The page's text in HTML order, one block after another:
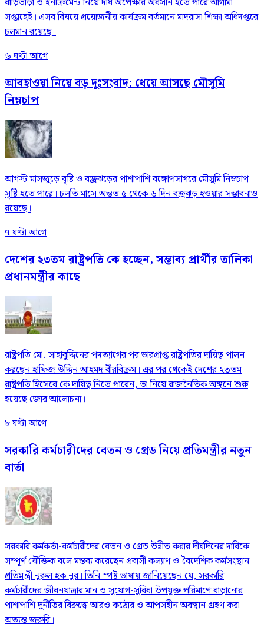
সপ্তাহেই। এসব বিষয়ে প্রয়োজনীয় কার্যক্রম বর্তমানে মাদরাসা শিক্ষা অধিদপ্তরে
চলমান রয়েছে।
৬ ঘণ্টা আগে
আবহাওয়া নিয়ে বড় দুঃসংবাদ: ধেয়ে আসছে মৌসুমি
নিম্নচাপ
আগস্ট মাসজুড়ে বৃষ্টি ও বজ্রঝড়ের পাশাপাশি বঙ্গোপসাগরে মৌসুমি নিম্নচাপ
সৃষ্টি হতে পারে। চলতি মাসে অন্তত ৫ থেকে ৬ দিন বজ্রঝড় হওয়ার সম্ভাবনাও
রয়েছে।
৭ ঘণ্টা আগে
দেশের ২৩তম রাষ্ট্রপতি কে হচ্ছেন, সম্ভাব্য প্রার্থীর তালিকা
প্রধানমন্ত্রীর কাছে
রাষ্ট্রপতি মো. সাহাবুদ্দিনের পদত্যাগের পর ভারপ্রাপ্ত রাষ্ট্রপতির দায়িত্ব পালন
করছেন হাফিজ উদ্দিন আহমদ বীরবিক্রম। এর পর থেকেই দেশের ২৩তম
রাষ্ট্রপতি হিসেবে কে দায়িত্ব নিতে পারেন, তা নিয়ে রাজনৈতিক অঙ্গনে শুরু
হয়েছে জোর আলোচনা।
৮ ঘণ্টা আগে
সরকারি কর্মচারীদের বেতন ও গ্রেড নিয়ে প্রতিমন্ত্রীর নতুন
বার্তা
সরকারি কর্মকর্তা-কর্মচারীদের বেতন ও গ্রেড উন্নীত করার দীর্ঘদিনের দাবিকে
সম্পূর্ণ যৌক্তিক বলে মন্তব্য করেছেন প্রবাসী কল্যাণ ও বৈদেশিক কর্মসংস্থান
প্রতিমন্ত্রী নুরুল হক নুর। তিনি স্পষ্ট ভাষায় জানিয়েছেন যে, সরকারি
কর্মচারীদের জীবনযাত্রার মান ও সুযোগ-সুবিধা উপযুক্ত পরিমাণে বাড়ানোর
পাশাপাশি দুর্নীতির বিরুদ্ধে আরও কঠোর ও আপসহীন অবস্থান গ্রহণ করা
অত্যন্ত জরুরি।